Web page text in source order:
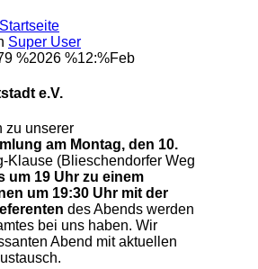
Startseite
Super User
%2026 %12:%Feb
e.V.
zu unserer
am Montag, den 10.
Klause (Blieschendorfer Weg
um 19 Uhr zu einem
um 19:30 Uhr mit der
des Abends werden
bei uns haben. Wir
Abend mit aktuellen